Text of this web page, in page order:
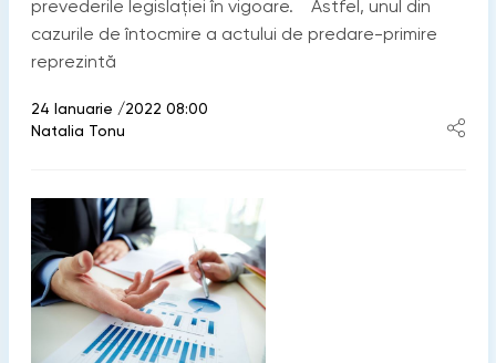
prevederile legislației în vigoare. Astfel, unul din
cazurile de întocmire a actului de predare-primire
reprezintă
24 Ianuarie /2022 08:00
Natalia Tonu